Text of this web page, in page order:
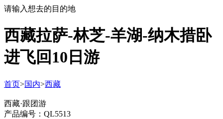
请输入想去的目的地
西藏拉萨-林芝-羊湖-纳木措卧
进飞回10日游
首页>国内>西藏
西藏·跟团游
产品编号：QL5513